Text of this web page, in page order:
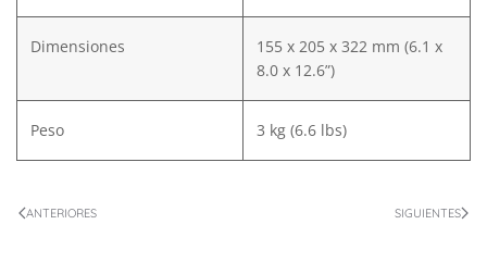
Dimensiones
155 x 205 x 322 mm (6.1 x
8.0 x 12.6”)
Peso 3 kg (6.6 lbs)
ANTERIORES SIGUIENTES